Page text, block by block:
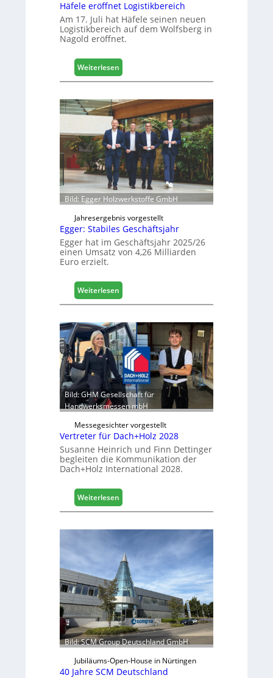
g
t
a
i
s
i
e
r
t
s
i
c
h
Häfele eröffnet Logistikbereich
Am 17. Juli hat Häfele seinen neuen
Logistikbereich auf dem Wolfsberg in
Nagold eröffnet.
Weiterlesen
H
f
e
l
e
e
r
ö
f
f
n
e
t
L
o
s
t
k
b
e
r
e
i
c
h
Bild: Egger Holzwerkstoffe GmbH
Jahresergebnis vorgestellt
Egger: Stabiles Geschäftsjahr
Egger hat im Geschäftsjahr 2025/26
einen Umsatz von 4,26 Milliarden
Euro erzielt.
Weiterlesen
E
g
e
r
:
S
t
a
b
l
e
s
G
e
s
h
f
s
j
a
h
r
Bild: GHM Gesellschaft für
Handwerksmessen mbH
Messegesichter vorgestellt
Vertreter für Dach+Holz 2028
Susanne Heinrich und Finn Dettinger
begleiten die Kommunikation der
Dach+Holz International 2028.
Weiterlesen
V
r
r
e
t
e
r
f
ü
r
D
a
c
Bild: SCM Group Deutschland GmbH
Jubiläums-Open-House in Nürtingen
40 Jahre SCM Deutschland